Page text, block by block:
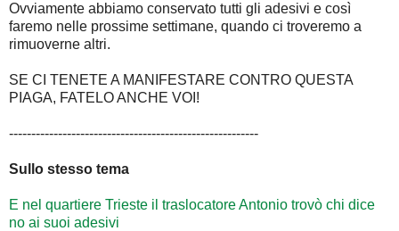
Ovviamente abbiamo conservato tutti gli adesivi e così
faremo nelle prossime settimane, quando ci troveremo a
rimuoverne altri.
SE CI TENETE A MANIFESTARE CONTRO QUESTA
PIAGA, FATELO ANCHE VOI!
--------------------------------------------------------
Sullo stesso tema
E nel quartiere Trieste il traslocatore Antonio trovò chi dice
no ai suoi adesivi